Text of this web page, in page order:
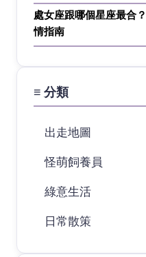
處女座跟哪個星座最合
情指南
≡ 分類
出走地圖
怪萌飼養員
綠意生活
日常散策